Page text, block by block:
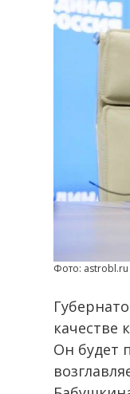
Фото: astrobl.ru
качестве
Он будет